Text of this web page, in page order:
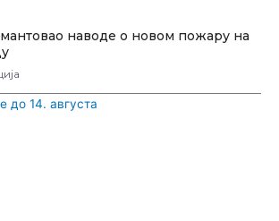
наводе о новом пожару на